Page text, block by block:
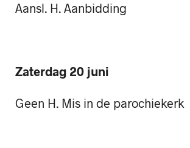
Aansl. H. Aanbidding
Zaterdag 20 juni
Geen H. Mis in de parochiekerk